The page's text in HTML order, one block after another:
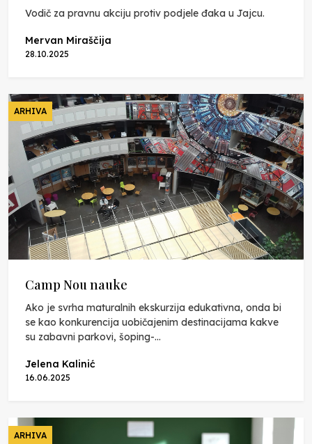
Vodič za pravnu akciju protiv podjele đaka u Jajcu.
Mervan Miraščija
28.10.2025
ARHIVA
Camp Nou nauke
Ako je svrha maturalnih ekskurzija edukativna, onda bi
se kao konkurencija uobičajenim destinacijama kakve
su zabavni parkovi, šoping-...
Jelena Kalinić
16.06.2025
ARHIVA